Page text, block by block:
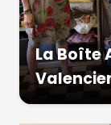
La Boîte